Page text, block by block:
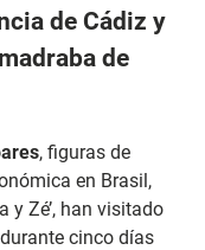
de Cádiz y
de
, figuras de
en Brasil,
y Zé’, han visitado
cinco días